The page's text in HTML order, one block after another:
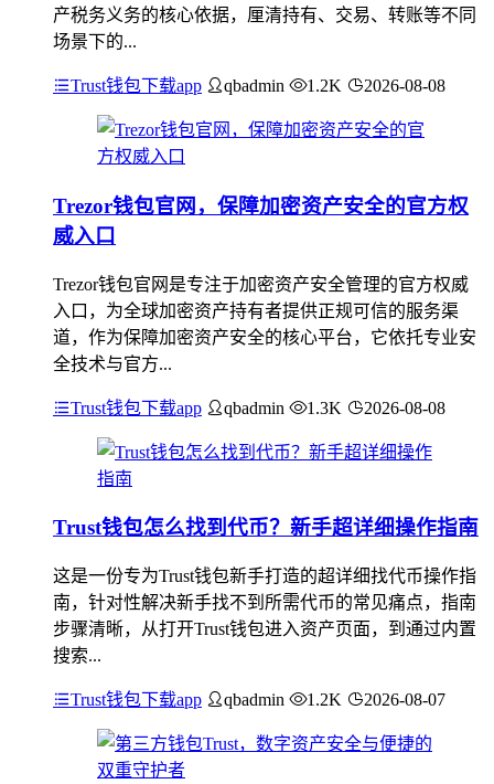
产税务义务的核心依据，厘清持有、交易、转账等不同
场景下的...
Trust钱包下载app qbadmin 1.2K 2026-08-08
Trezor钱包官网，保障加密资产安全的官方权
威入口
Trezor钱包官网是专注于加密资产安全管理的官方权威
入口，为全球加密资产持有者提供正规可信的服务渠
道，作为保障加密资产安全的核心平台，它依托专业安
全技术与官方...
Trust钱包下载app qbadmin 1.3K 2026-08-08
Trust钱包怎么找到代币？新手超详细操作指南
这是一份专为Trust钱包新手打造的超详细找代币操作指
南，针对性解决新手找不到所需代币的常见痛点，指南
步骤清晰，从打开Trust钱包进入资产页面，到通过内置
搜索...
Trust钱包下载app qbadmin 1.2K 2026-08-07